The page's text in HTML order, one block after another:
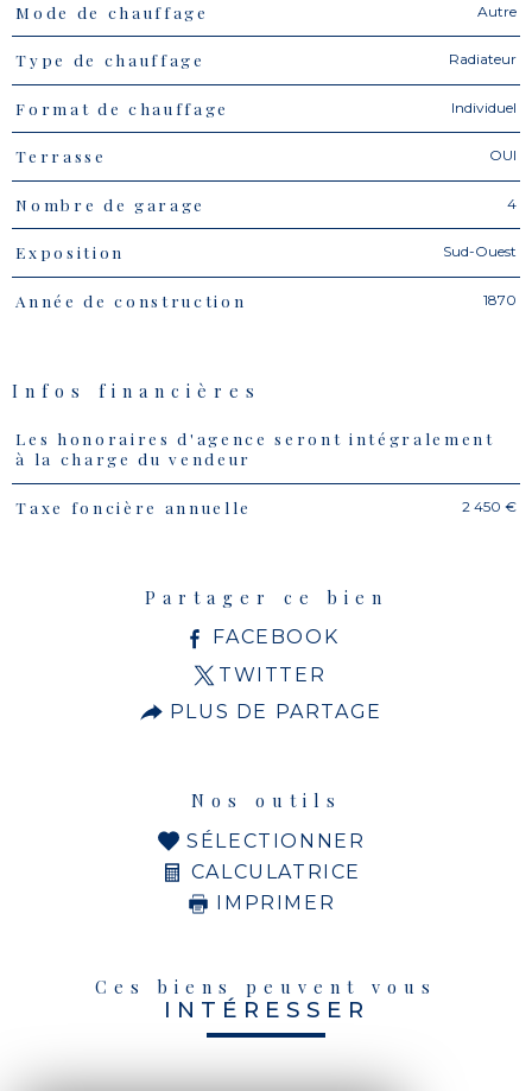
Mode de chauffage Autre
Type de chauffage Radiateur
Format de chauffage Individuel
Terrasse OUI
Nombre de garage 4
Exposition Sud-Ouest
Année de construction 1870
Infos financières
Caractéristiques Valeurs
Les honoraires d'agence seront intégralement
à la charge du vendeur
Taxe foncière annuelle 2 450 €
Partager ce bien
FACEBOOK
TWITTER
PLUS DE PARTAGE
Nos outils
SÉLECTIONNER
CALCULATRICE
IMPRIMER
Ces biens peuvent vous
INTÉRESSER